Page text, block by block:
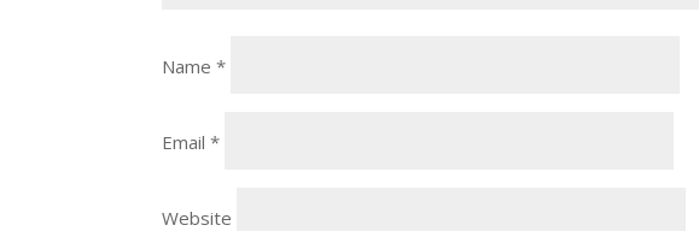
Name*
Email*
Website